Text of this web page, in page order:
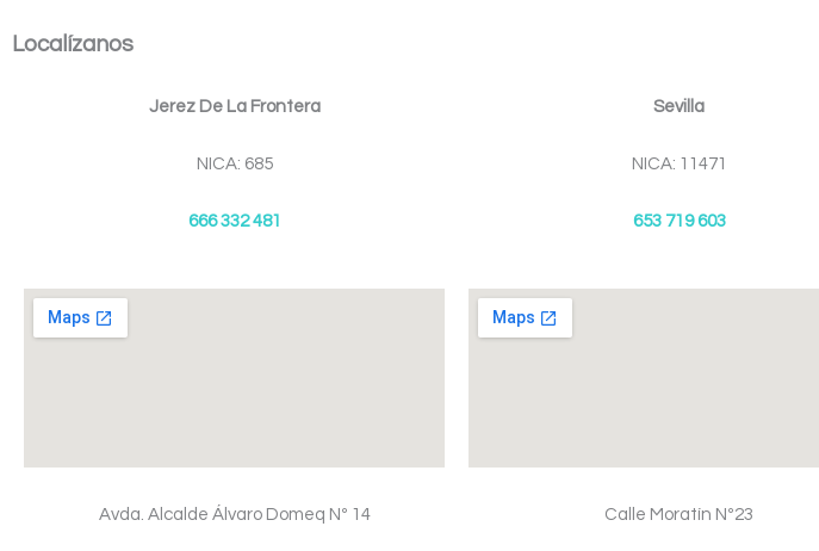
Localízanos
Jerez De La Frontera
NICA: 685
666 332 481
Avda. Alcalde Álvaro Domeq Nº 14
Sevilla
NICA: 11471
653 719 603
Calle Moratín Nº23